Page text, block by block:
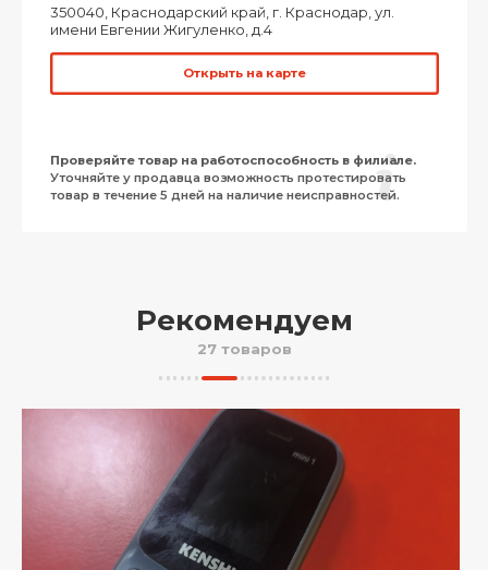
350040, Краснодарский край, г. Краснодар, ул.
имени Евгении Жигуленко, д.4
Открыть на карте
Проверяйте товар на работоспособность в филиале.
Уточняйте у продавца возможность протестировать
товар в течение 5 дней на наличие неисправностей.
Рекомендуем
27 товаров